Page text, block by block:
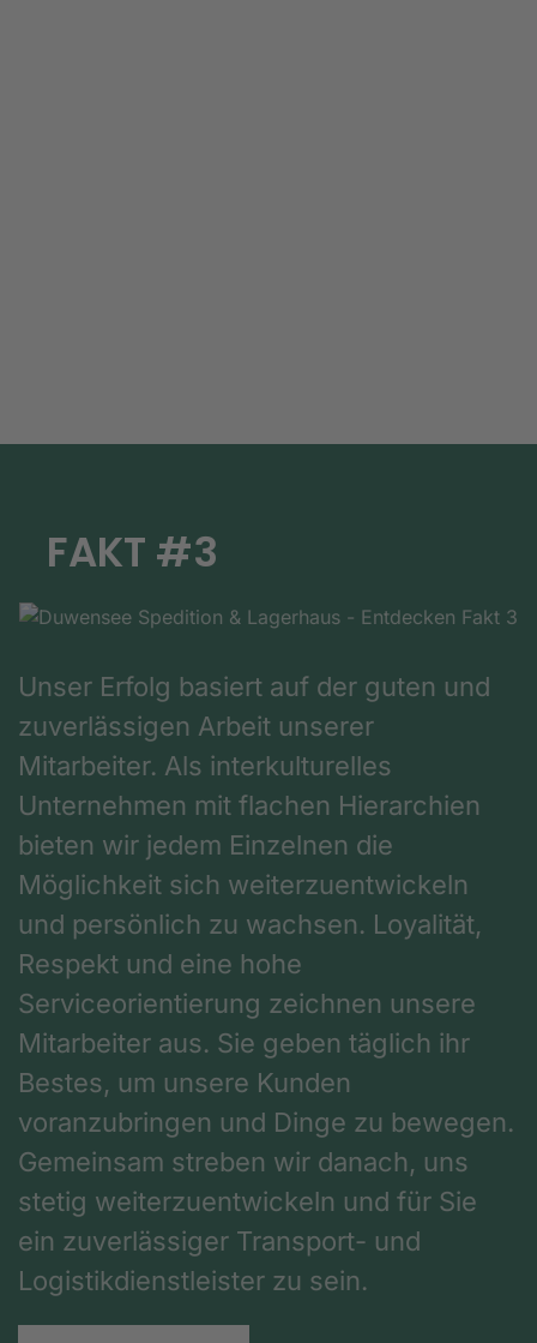
FAKT #3
Unser Erfolg basiert auf der guten und
zuverlässigen Arbeit unserer
Mitarbeiter. Als interkulturelles
Unternehmen mit flachen Hierarchien
bieten wir jedem Einzelnen die
Möglichkeit sich weiterzuentwickeln
und persönlich zu wachsen. Loyalität,
Respekt und eine hohe
Serviceorientierung zeichnen unsere
Mitarbeiter aus. Sie geben täglich ihr
Bestes, um unsere Kunden
voranzubringen und Dinge zu bewegen.
Gemeinsam streben wir danach, uns
stetig weiterzuentwickeln und für Sie
ein zuverlässiger Transport- und
Logistikdienstleister zu sein.